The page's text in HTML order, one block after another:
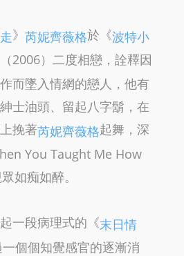
》 芮妮齊薇格於《波特小
2006）二度相戀，詮釋因
而墜入情網的戀人，他有
士油頭、留起八字鬍，在
挽著芮妮齊薇格起舞，深
You Taught Me How
如痴如醉。
一段病理式的《末日情
個個知覺感官的逐漸消